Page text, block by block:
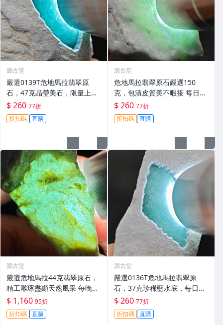
源古堂
嚴選0139T危地馬拉翡翠原
石，47克晶瑩美石，限量上
拍，今夜11點截標！真實成交
等你來。危地馬拉 翡翠原石 拍
賣
$ 260 77折
折扣碼 直購
源古堂
危地馬拉翡翠原石嚴選150
克，包漬皮質美不暇接 每日拍
賣晚11點截標 真實成交 危地
馬拉、翡翠原石、包漿皮
$ 260 77折
折扣碼 直購
源古堂
嚴選危地馬拉44克翡翠原石，
精工雕琢盡顯天然風采 每晚11
點截標 日拍推薦 危地馬拉 翡
翠原石 雕琢作品
$ 1,160 95折
折扣碼 直購
源古堂
嚴選0136T危地馬拉翡翠原
石，37克珍稀藍水底，每日拍
賣晚11點截拍，真實成交保
證。藍水、危地馬拉、翡翠原
石
$ 260 77折
折扣碼 直購